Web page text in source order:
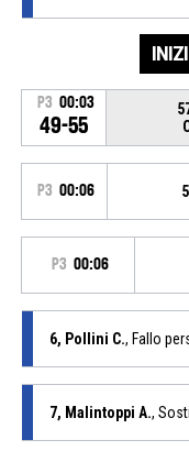
P3 00:03
49-55
P3 00:06
P3 00:06
6, Pollini C., Fallo
7, Malintoppi A.,